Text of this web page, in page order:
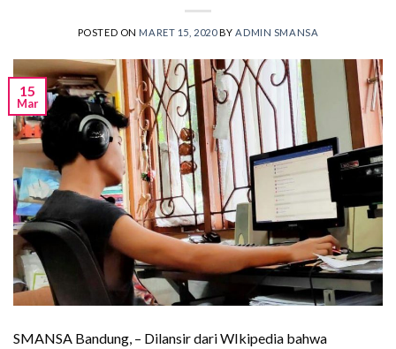
POSTED ON MARET 15, 2020BYADMIN SMANSA
15
Mar
SMANSA Bandung, – Dilansir dari WIkipedia bahwa